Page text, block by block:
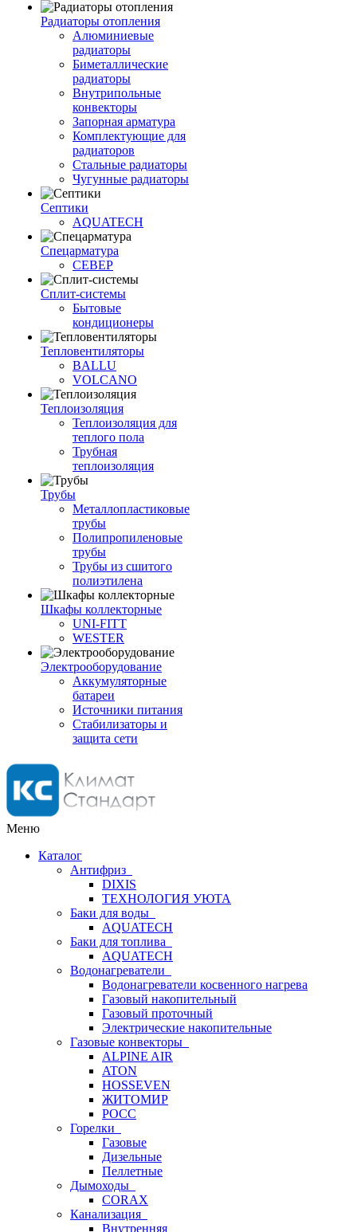
Радиаторы отопления
Алюминиевые
радиаторы
Биметаллические
радиаторы
Внутрипольные
конвекторы
Запорная арматура
Комплектующие для
радиаторов
Стальные радиаторы
Чугунные радиаторы
Септики
AQUATECH
Спецарматура
СЕВЕР
Сплит-системы
Бытовые
кондиционеры
Тепловентиляторы
BALLU
VOLCANO
Теплоизоляция
Теплоизоляция для
теплого пола
Трубная
теплоизоляция
Трубы
Металлопластиковые
трубы
Полипропиленовые
трубы
Трубы из сшитого
полиэтилена
Шкафы коллекторные
UNI-FITT
WESTER
Электрооборудование
Аккумуляторные
батареи
Источники питания
Стабилизаторы и
защита сети
Меню
Каталог
Антифриз
DIXIS
ТЕХНОЛОГИЯ УЮТА
Баки для воды
AQUATECH
Баки для топлива
AQUATECH
Водонагреватели
Водонагреватели косвенного нагрева
Газовый накопительный
Газовый проточный
Электрические накопительные
Газовые конвекторы
ALPINE AIR
ATON
HOSSEVEN
ЖИТОМИР
РОСС
Горелки
Газовые
Дизельные
Пеллетные
Дымоходы
CORAX
Канализация
Внутренняя